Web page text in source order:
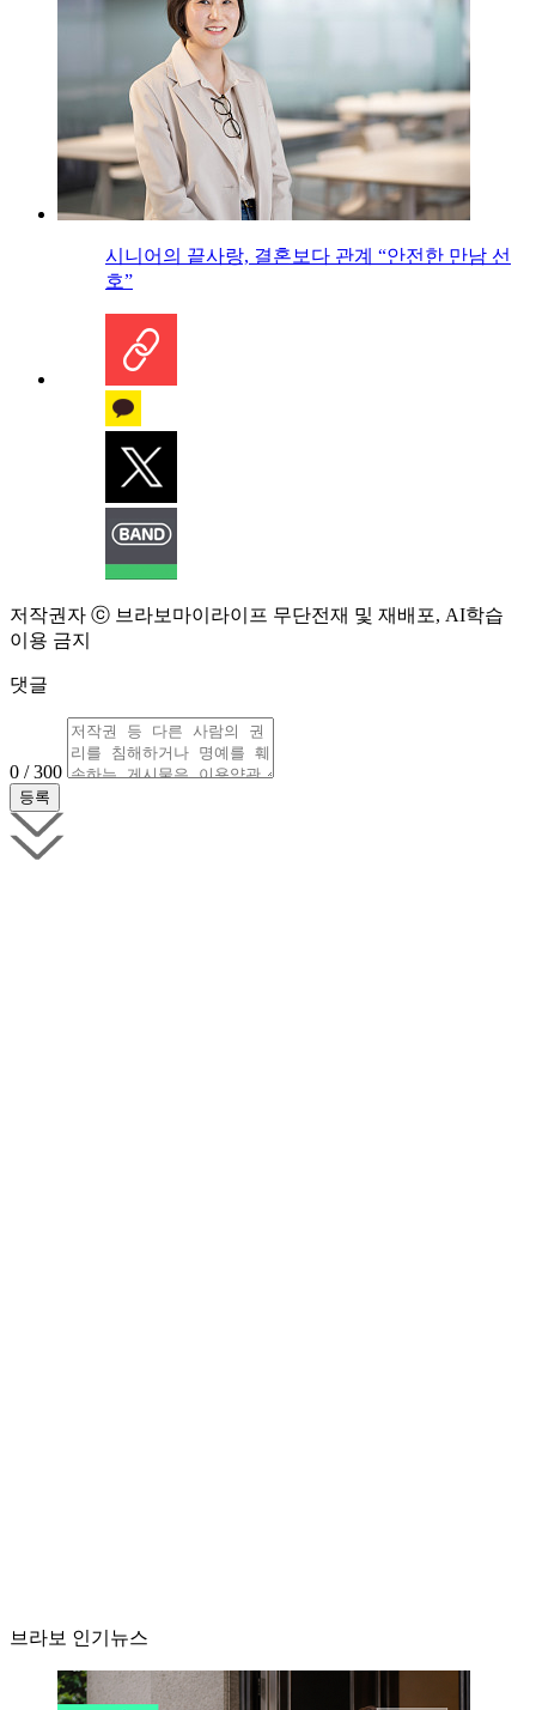
시니어의 끝사랑, 결혼보다 관계 “안전한 만남 선
호”
저작권자 ⓒ 브라보마이라이프 무단전재 및 재배포, AI학습
이용 금지
댓글
0 / 300
브라보 인기뉴스